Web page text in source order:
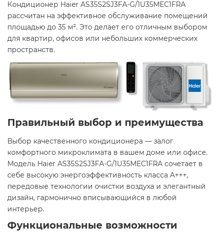
Кондиционер Haier AS35S2SJ3FA-G/1U35MEC1FRA
рассчитан на эффективное обслуживание помещений
площадью до 35 м². Это делает его отличным выбором
для квартир, офисов или небольших коммерческих
пространств.
Правильный выбор и преимущества
Выбор качественного кондиционера — залог
комфортного микроклимата в вашем доме или офисе.
Модель Haier AS35S2SJ3FA-G/1U35MEC1FRA сочетает в
себе высокую энергоэффективность класса A+++,
передовые технологии очистки воздуха и элегантный
дизайн, гармонично вписывающийся в любой
интерьер.​
Функциональные возможности